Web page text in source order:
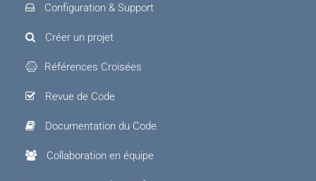
Configuration & Support
Créer un projet
Références Croisées
Revue de Code
Documentation du Code
Collaboration en équipe